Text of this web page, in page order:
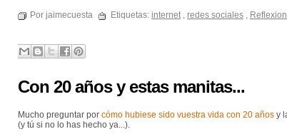
Por jaimecuesta Etiquetas: internet , redes sociales ,
Con 20 años y estas manitas...
Mucho preguntar por cómo hubiese sido vuestra vida con 20 años y
(y tú si no lo has hecho ya...).